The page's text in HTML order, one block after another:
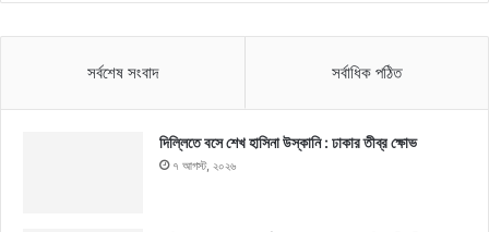
সর্বশেষ সংবাদ সর্বাধিক পঠিত
দিল্লিতে বসে শেখ হাসিনা উস্কানি : ঢাকার তীব্র ক্ষোভ
৭ আগস্ট, ২০২৬